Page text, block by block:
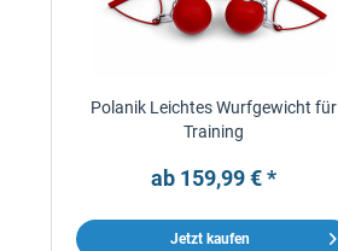
Polanik Leichtes Wurfgewicht für
Training
ab 159,99 € *
Jetzt kaufen